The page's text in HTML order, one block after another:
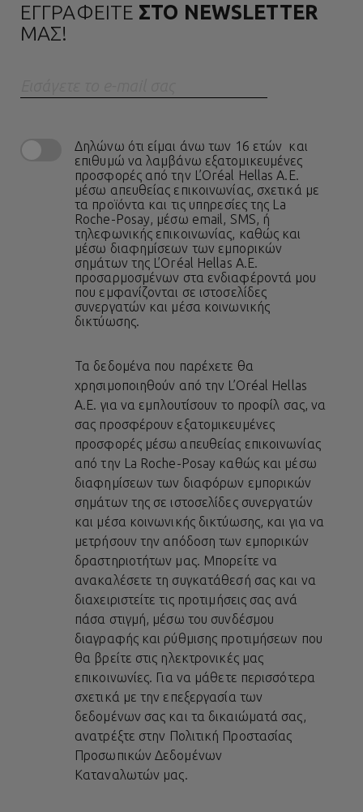
ΕΓΓΡΑΦΕΙΤΕ ΣΤΟ NEWSLETTER
ΜΑΣ!
Δηλώνω ότι είμαι άνω των 16 ετών και
επιθυμώ να λαμβάνω εξατομικευμένες
προσφορές από την L’Oréal Hellas A.E.
μέσω απευθείας επικοινωνίας, σχετικά με
τα προϊόντα και τις υπηρεσίες της La
Roche-Posay, μέσω email, SMS, ή
τηλεφωνικής επικοινωνίας, καθώς και
μέσω διαφημίσεων των εμπορικών
σημάτων της L’Oréal Hellas A.E.
προσαρμοσμένων στα ενδιαφέροντά μου
που εμφανίζονται σε ιστοσελίδες
συνεργατών και μέσα κοινωνικής
δικτύωσης.
Τα δεδομένα που παρέχετε θα
χρησιμοποιηθούν από την L’Oréal Hellas
A.E. για να εμπλουτίσουν το προφίλ σας, να
σας προσφέρουν εξατομικευμένες
προσφορές μέσω απευθείας επικοινωνίας
από την La Roche-Posay καθώς και μέσω
διαφημίσεων των διαφόρων εμπορικών
σημάτων της σε ιστοσελίδες συνεργατών
και μέσα κοινωνικής δικτύωσης, και για να
μετρήσουν την απόδοση των εμπορικών
δραστηριοτήτων μας. Μπορείτε να
ανακαλέσετε τη συγκατάθεσή σας και να
διαχειριστείτε τις προτιμήσεις σας ανά
πάσα στιγμή, μέσω του συνδέσμου
διαγραφής και ρύθμισης προτιμήσεων που
θα βρείτε στις ηλεκτρονικές μας
επικοινωνίες. Για να μάθετε περισσότερα
σχετικά με την επεξεργασία των
δεδομένων σας και τα δικαιώματά σας,
ανατρέξτε στην Πολιτική Προστασίας
Προσωπικών Δεδομένων
Καταναλωτών μας.